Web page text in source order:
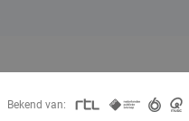
Bekend van: